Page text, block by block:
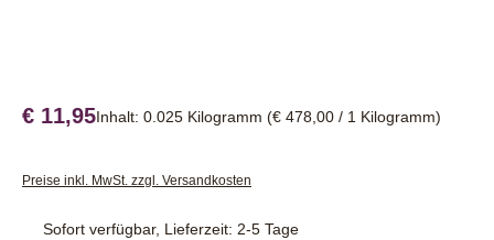
€ 11,95Inhalt: 0.025 Kilogramm (€ 478,00 / 1 Kilogramm)
Preise inkl. MwSt. zzgl. Versandkosten
Sofort verfügbar, Lieferzeit: 2-5 Tage